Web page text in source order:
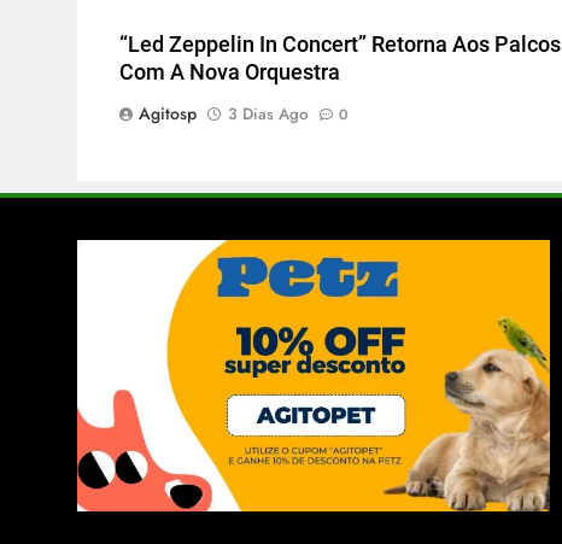
“Led Zeppelin In Concert” Retorna Aos Palcos
Com A Nova Orquestra
Agitosp
3 Dias Ago 0